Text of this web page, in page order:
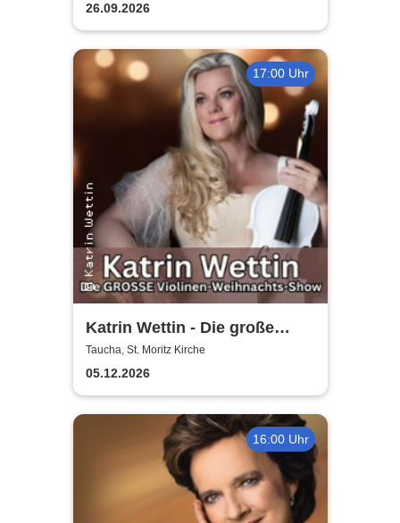
26.09.2026
17:00 Uhr
Katrin Wettin - Die große
Violinen-Weihnachts-Show
Taucha, St. Moritz Kirche
05.12.2026
16:00 Uhr